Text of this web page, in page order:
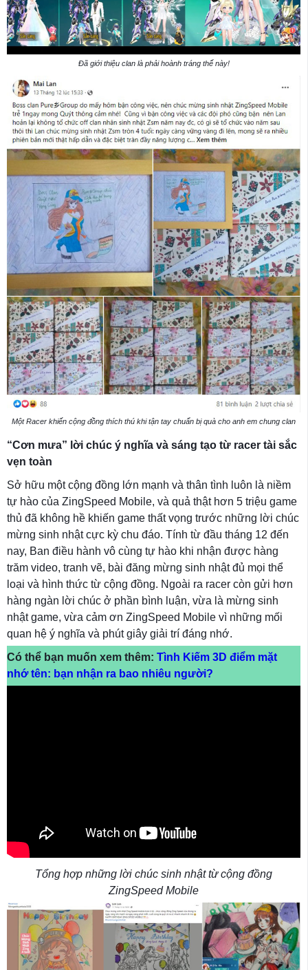
Đã giới thiệu clan là phải hoành tráng thế này!
Một Racer khiến cộng đồng thích thú khi tận tay chuẩn bị quà cho anh em chung clan
“Cơn mưa” lời chúc ý nghĩa và sáng tạo từ racer tài sắc
vẹn toàn
Sở hữu một cộng đồng lớn mạnh và thân tình luôn là niềm
tự hào của ZingSpeed Mobile, và quả thật hơn 5 triệu game
thủ đã không hề khiến game thất vọng trước những lời chúc
mừng sinh nhật cực kỳ chu đáo. Tính từ đầu tháng 12 đến
nay, Ban điều hành vô cùng tự hào khi nhận được hàng
trăm video, tranh vẽ, bài đăng mừng sinh nhật đủ mọi thể
loại và hình thức từ cộng đồng. Ngoài ra racer còn gửi hơn
hàng ngàn lời chúc ở phần bình luận, vừa là mừng sinh
nhật game, vừa cảm ơn ZingSpeed Mobile vì những mối
quan hệ ý nghĩa và phút giây giải trí đáng nhớ.
Có thể bạn muốn xem thêm: Tình Kiếm 3D điểm mặt
nhớ tên: bạn nhận ra bao nhiêu người?
Tổng hợp những lời chúc sinh nhật từ cộng đồng
ZingSpeed Mobile